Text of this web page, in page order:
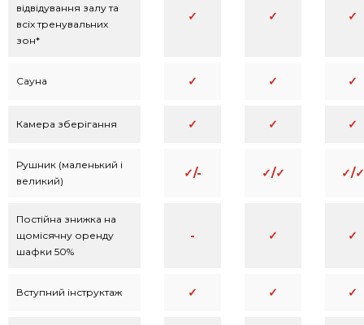
відвідування залу та
всіх тренувальних
зон*
✓ ✓ ✓
Сауна ✓ ✓ ✓
Камера зберігання ✓ ✓ ✓
Рушник (маленький і
великий)
✓/- ✓/✓ ✓/✓
Постійна знижка на
щомісячну оренду
шафки 50%
- ✓ ✓
Вступний інструктаж ✓ ✓ ✓